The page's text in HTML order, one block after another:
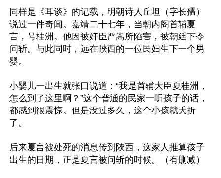
同样是《耳谈》的记载，明朝诗人丘坦（字长孺）
说过一件奇闻。嘉靖二十七年，当朝内阁首辅夏
言，号桂洲。他因被奸臣严嵩所陷害，被朝廷下令
问斩。与此同时，远在陜西的一位民妇生下一个男
婴。
小婴儿一出生就张口说道：“我是首辅大臣夏桂洲，
怎么到了这里啊？”这个普通的民家一听孩子的话，
都感到很震惊。但是没过多久，这个小孩就夭折
了。
后来夏言被处死的消息传到陜西，这家人推算孩子
出生的日期，正是夏言被问斩的时候。（有删减）